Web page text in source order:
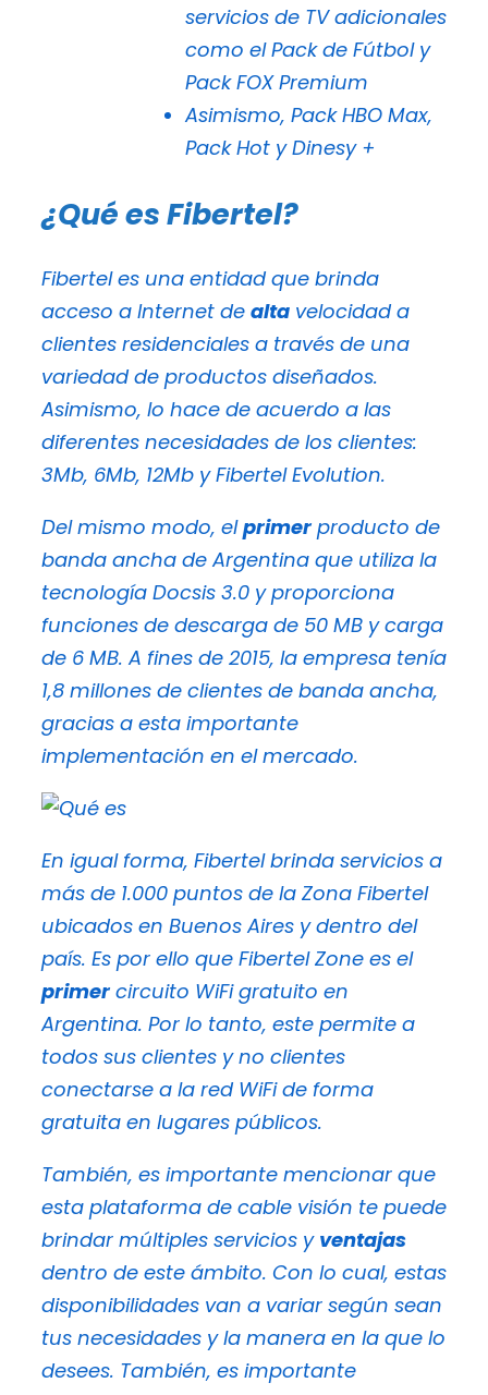
servicios de TV adicionales
como el Pack de Fútbol y
Pack FOX Premium
Asimismo, Pack HBO Max,
Pack Hot y Dinesy +
¿Qué es Fibertel?
Fibertel es una entidad que brinda
acceso a Internet de alta velocidad a
clientes residenciales a través de una
variedad de productos diseñados.
Asimismo, lo hace de acuerdo a las
diferentes necesidades de los clientes:
3Mb, 6Mb, 12Mb y Fibertel Evolution.
Del mismo modo, elprimerproducto de
banda ancha de Argentina que utiliza la
tecnología Docsis 3.0 y proporciona
funciones de descarga de 50 MB y carga
de 6 MB. A fines de 2015, la empresa tenía
1,8 millones de clientes de banda ancha,
gracias a esta importante
implementación en el mercado.
En igual forma, Fibertel brinda servicios a
más de 1.000 puntos de la Zona Fibertel
ubicados en Buenos Aires y dentro del
país. Es por ello que Fibertel Zone es el
primercircuito WiFi gratuito en
Argentina. Por lo tanto, este permite a
todos sus clientes y no clientes
conectarse a la red WiFi de forma
gratuita en lugares públicos.
También, es importante mencionar que
esta plataforma de cable visión te puede
brindar múltiples servicios y ventajas
dentro de este ámbito. Con lo cual, estas
disponibilidades van a variar según sean
tus necesidades y la manera en la que lo
desees. También, es importante